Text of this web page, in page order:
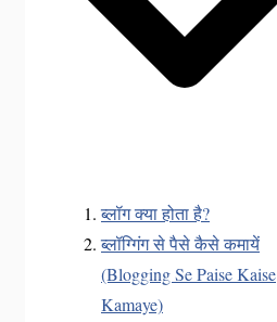
ब्लॉग क्या होता है?
ब्लॉग्गिंग से पैसे कैसे कमायें
(Blogging Se Paise Kaise
Kamaye)